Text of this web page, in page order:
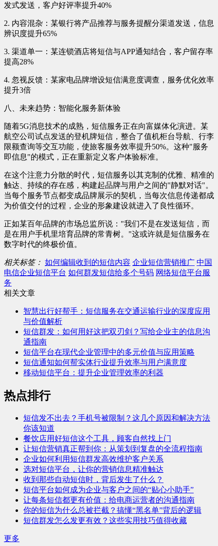
发式发送，客户好评率提升40%
2. 内容混杂：某银行将产品推荐与服务提醒分渠道发送，信息
辨识度提升65%
3. 渠道单一：某连锁酒店将短信与APP通知结合，客户留存率
提高28%
4. 忽视反馈：某家电品牌增设短信满意度调查，服务优化效率
提升3倍
八、未来趋势：智能化服务新体验
随着5G消息技术的成熟，短信服务正在向富媒体化演进。某
航空公司试点发送的登机牌短信，整合了值机柜台导航、行李
限额查询等交互功能，使旅客服务效率提升50%。这种"服务
即信息"的模式，正在重新定义客户体验标准。
在这个注意力分散的时代，短信服务以其克制的优雅、精准的
触达、持续的存在感，构建起品牌与用户之间的"静默对话"。
当每个服务节点都变成品牌展示的契机，当每次信息传递都成
为价值交付的过程，企业的形象建设就进入了良性循环。
正如某百年品牌的市场总监所说："我们不是在发送短信，而
是在用户手机里培育品牌的常青树。"这或许就是短信服务在
数字时代的终极价值。
相关标签： 如何编辑收到的短信内容 企业短信营销推广 中国
电信企业短信平台 如何群发短信给多个号码 网络短信平台服
务
相关文章
智慧出行好帮手：短信服务在交通运输行业的深度应用
与价值解析
短信群发：如何用好这把双刃剑？写给企业主的信息沟
通指南
短信平台在现代企业管理中的多元价值与应用策略
短信通知如何帮实体行业提升效率与用户满意度
移动短信平台：提升企业管理效率的利器
热点排行
短信发不出去？手机号被限制？这几个原因和解决方法
你该知道
餐饮店用好短信这个工具，顾客自然找上门
让短信营销真正帮到你：从策划到复盘的全流程指南
企业如何利用短信群发高效维护客户关系
选对短信平台，让你的营销信息精准触达
收到那些自动短信时，背后发生了什么？
短信平台如何成为企业与客户之间的“贴心小助手”
让每条短信都更有价值：给电商运营者的沟通指南
你的短信为什么总被拦截？搞懂“黑名单”背后的逻辑
短信群发怎么发更有效？这些实用技巧值得收藏
更多